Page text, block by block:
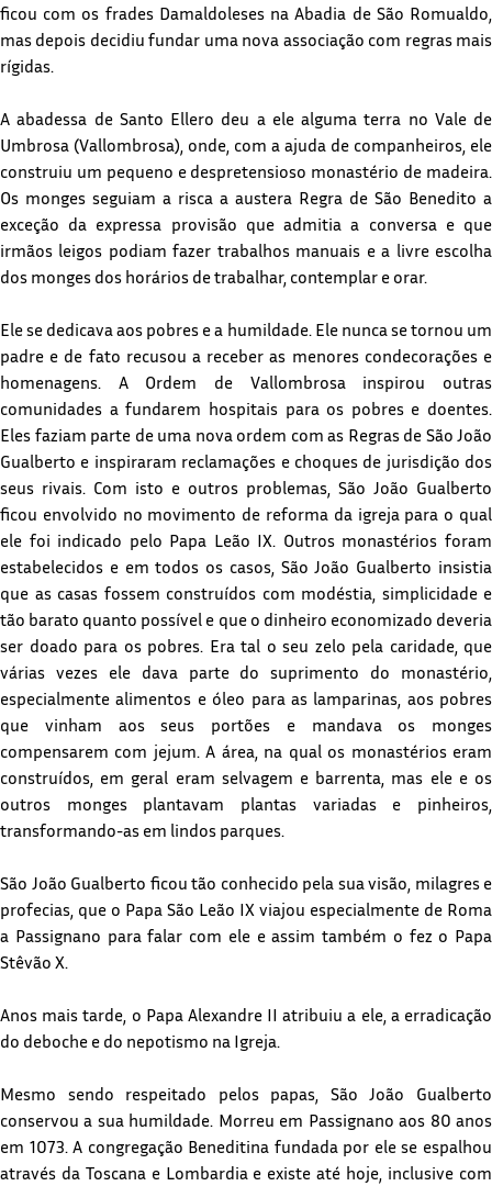
ficou com os frades Damaldoleses na Abadia de São Romualdo,
mas depois decidiu fundar uma nova associação com regras mais
rígidas.
A abadessa de Santo Ellero deu a ele alguma terra no Vale de
Umbrosa (Vallombrosa), onde, com a ajuda de companheiros, ele
construiu um pequeno e despretensioso monastério de madeira.
Os monges seguiam a risca a austera Regra de São Benedito a
exceção da expressa provisão que admitia a conversa e que
irmãos leigos podiam fazer trabalhos manuais e a livre escolha
dos monges dos horários de trabalhar, contemplar e orar.
Ele se dedicava aos pobres e a humildade. Ele nunca se tornou um
padre e de fato recusou a receber as menores condecorações e
homenagens. A Ordem de Vallombrosa inspirou outras
comunidades a fundarem hospitais para os pobres e doentes.
Eles faziam parte de uma nova ordem com as Regras de São João
Gualberto e inspiraram reclamações e choques de jurisdição dos
seus rivais. Com isto e outros problemas, São João Gualberto
ficou envolvido no movimento de reforma da igreja para o qual
ele foi indicado pelo Papa Leão IX. Outros monastérios foram
estabelecidos e em todos os casos, São João Gualberto insistia
que as casas fossem construídos com modéstia, simplicidade e
tão barato quanto possível e que o dinheiro economizado deveria
ser doado para os pobres. Era tal o seu zelo pela caridade, que
várias vezes ele dava parte do suprimento do monastério,
especialmente alimentos e óleo para as lamparinas, aos pobres
que vinham aos seus portões e mandava os monges
compensarem com jejum. A área, na qual os monastérios eram
construídos, em geral eram selvagem e barrenta, mas ele e os
outros monges plantavam plantas variadas e pinheiros,
transformando-as em lindos parques.
São João Gualberto ficou tão conhecido pela sua visão, milagres e
profecias, que o Papa São Leão IX viajou especialmente de Roma
a Passignano para falar com ele e assim também o fez o Papa
Stêvão X.
Anos mais tarde, o Papa Alexandre II atribuiu a ele, a erradicação
do deboche e do nepotismo na Igreja.
Mesmo sendo respeitado pelos papas, São João Gualberto
conservou a sua humildade. Morreu em Passignano aos 80 anos
em 1073. A congregação Beneditina fundada por ele se espalhou
através da Toscana e Lombardia e existe até hoje, inclusive com